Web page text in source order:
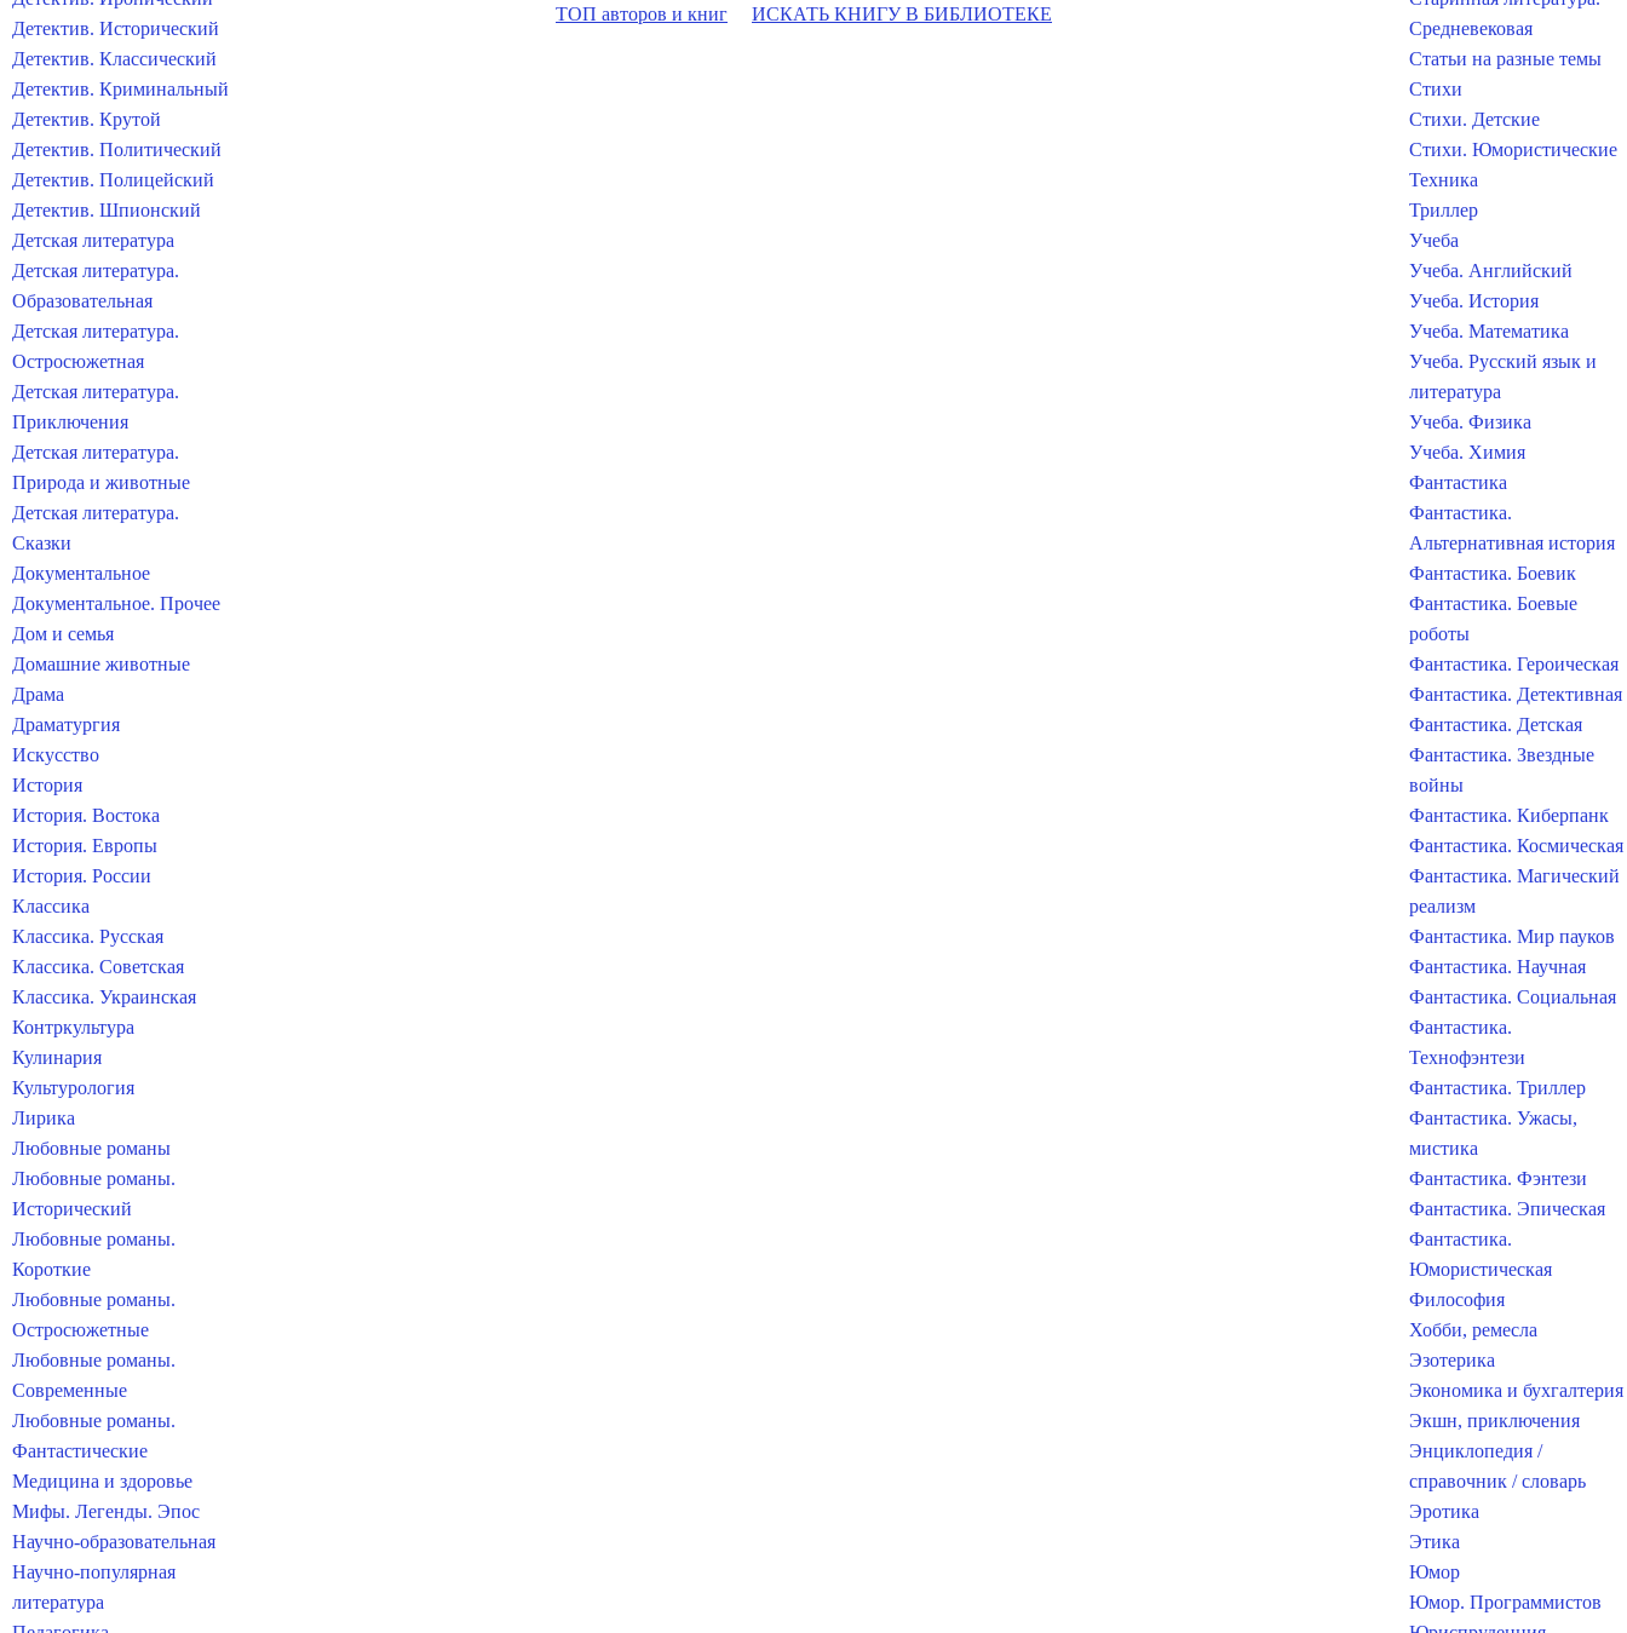
ТОП авторов и книг ИСКАТЬ КНИГУ В БИБЛИОТЕКЕ
Детектив. Исторический
Детектив. Классический
Детектив. Криминальный
Детектив. Крутой
Детектив. Политический
Детектив. Полицейский
Детектив. Шпионский
Детская литература
Детская литература.
Образовательная
Детская литература.
Остросюжетная
Детская литература.
Приключения
Детская литература.
Природа и животные
Детская литература.
Сказки
Документальное
Документальное. Прочее
Дом и семья
Домашние животные
Драма
Драматургия
Искусство
История
История. Востока
История. Европы
История. России
Классика
Классика. Русская
Классика. Советская
Классика. Украинская
Контркультура
Кулинария
Культурология
Лирика
Любовные романы
Любовные романы.
Исторический
Любовные романы.
Короткие
Любовные романы.
Остросюжетные
Любовные романы.
Современные
Любовные романы.
Фантастические
Медицина и здоровье
Мифы. Легенды. Эпос
Научно-образовательная
Научно-популярная
литература
Средневековая
Статьи на разные темы
Стихи
Стихи. Детские
Стихи. Юмористические
Техника
Триллер
Учеба
Учеба. Английский
Учеба. История
Учеба. Математика
Учеба. Русский язык и
литература
Учеба. Физика
Учеба. Химия
Фантастика
Фантастика.
Альтернативная история
Фантастика. Боевик
Фантастика. Боевые
роботы
Фантастика. Героическая
Фантастика. Детективная
Фантастика. Детская
Фантастика. Звездные
войны
Фантастика. Киберпанк
Фантастика. Космическая
Фантастика. Магический
реализм
Фантастика. Мир пауков
Фантастика. Научная
Фантастика. Социальная
Фантастика.
Технофэнтези
Фантастика. Триллер
Фантастика. Ужасы,
мистика
Фантастика. Фэнтези
Фантастика. Эпическая
Фантастика.
Юмористическая
Философия
Хобби, ремесла
Эзотерика
Экономика и бухгалтерия
Экшн, приключения
Энциклопедия /
справочник / словарь
Эротика
Этика
Юмор
Юмор. Программистов